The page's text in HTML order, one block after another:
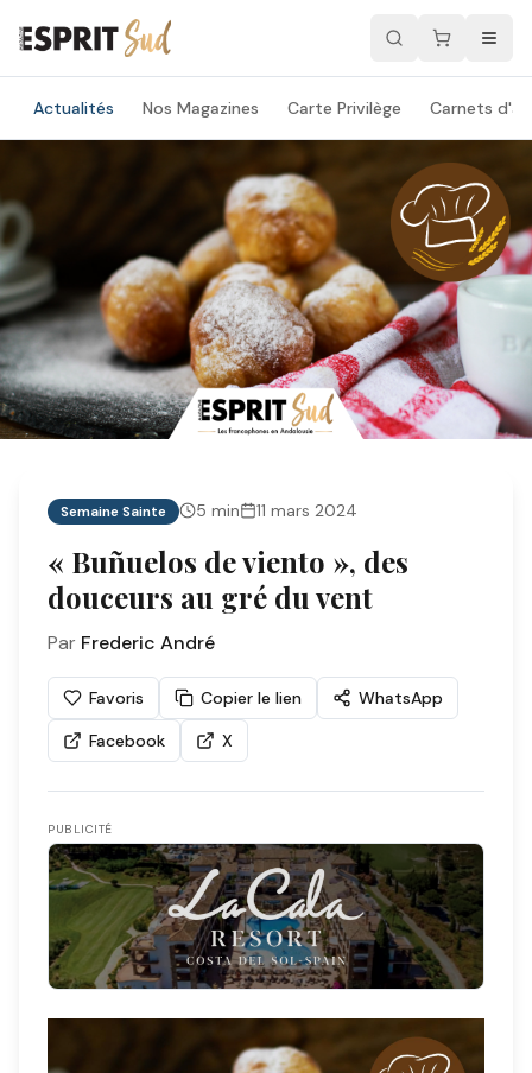
Actualités Nos Magazines Carte Privilège Carnets
Semaine Sainte 5 min 11 mars 2024
« Buñuelos de viento », des
douceurs au gré du vent
Par Frederic André
Favoris Copier le lien
WhatsApp
Facebook
X
PUBLICITÉ